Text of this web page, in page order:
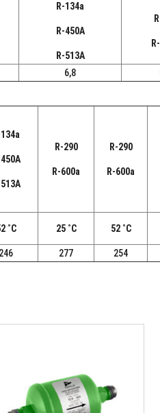
R-134a
R-450A
R-513A
6,8
134a
450A
513A
R-290
R-600a
R-290
R-600a
˚C 25 ˚C 52 ˚C
246 277 254